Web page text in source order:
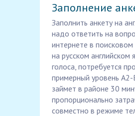
Заполнение
Заполнить анкету на
надо ответить на
интернете в
на русском
голоса, потребуется
примерный уровень
займет в районе 30
пропорционально
совместно в режиме